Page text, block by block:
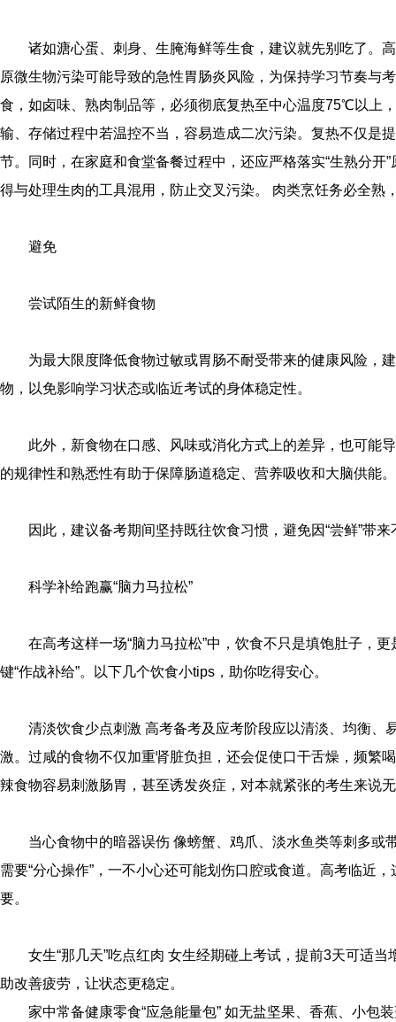
诸如溏心蛋、刺身、生腌海鲜等生食，建议就先别吃了。
原微生物污染可能导致的急性胃肠炎风险，为保持学习节奏与
食，如卤味、熟肉制品等，必须彻底复热至中心温度75℃以上
输、存储过程中若温控不当，容易造成二次污染。复热不仅是
节。同时，在家庭和食堂备餐过程中，还应严格落实“生熟分开
得与处理生肉的工具混用，防止交叉污染。 肉类烹饪务必全熟
避免
尝试陌生的新鲜食物
为最大限度降低食物过敏或胃肠不耐受带来的健康风险，
物，以免影响学习状态或临近考试的身体稳定性。
此外，新食物在口感、风味或消化方式上的差异，也可能
的规律性和熟悉性有助于保障肠道稳定、营养吸收和大脑供能。
因此，建议备考期间坚持既往饮食习惯，避免因“尝鲜”带
科学补给跑赢“脑力马拉松”
在高考这样一场“脑力马拉松”中，饮食不只是填饱肚子，
键“作战补给”。以下几个饮食小tips，助你吃得安心。
清淡饮食少点刺激 高考备考及应考阶段应以清淡、均衡、
激。过咸的食物不仅加重肾脏负担，还会促使口干舌燥，频繁
辣食物容易刺激肠胃，甚至诱发炎症，对本就紧张的考生来说无
当心食物中的暗器误伤 像螃蟹、鸡爪、淡水鱼类等刺多或
需要“分心操作”，一不小心还可能划伤口腔或食道。高考临近
要。
女生“那几天”吃点红肉 女生经期碰上考试，提前3天可适
助改善疲劳，让状态更稳定。
家中常备健康零食“应急能量包” 如无盐坚果、香蕉、小包